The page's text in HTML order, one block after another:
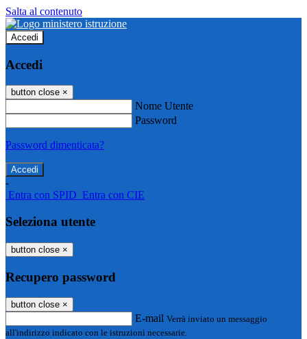
Salta al contenuto
Accedi
Accedi
button close ×
Nome Utente
Password
Password dimenticata?
-
Entra con SPID Entra con CIE
Seleziona utente
button close ×
Recupero password
button close ×
E-mail Verrà inviato un messaggio
all'indirizzo indicato con le istruzioni necessarie.